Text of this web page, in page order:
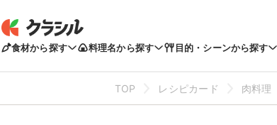
食材から探す 料理名から探す 目的・シーンから探す
TOP レシピカード 肉料理